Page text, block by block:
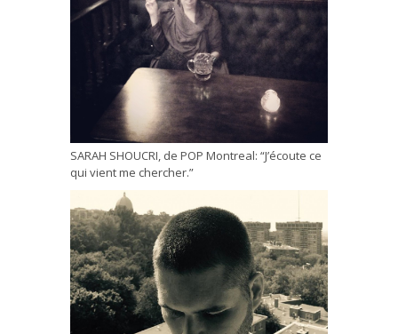
SARAH SHOUCRI, de POP Montreal: “J’écoute ce
qui vient me chercher.”